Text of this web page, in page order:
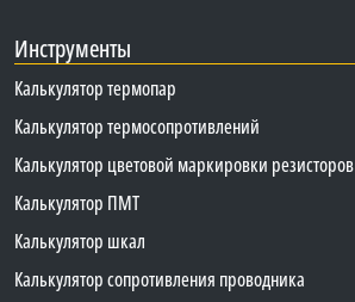
Инструменты
Калькулятор термопар
Калькулятор термосопротивлений
Калькулятор цветовой маркировки резисторов
Калькулятор ПМТ
Калькулятор шкал
Калькулятор сопротивления проводника